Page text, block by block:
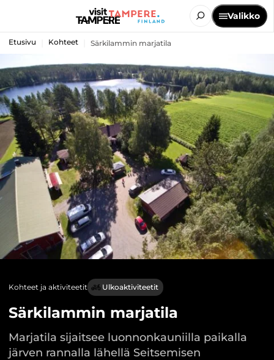
Valikko
Etusivu Kohteet Särkilammin marjatila
Kohteet ja aktiviteetit Ulkoaktiviteetit
Särkilammin marjatila
Marjatila sijaitsee luonnonkauniilla paikalla
järven rannalla lähellä Seitsemisen